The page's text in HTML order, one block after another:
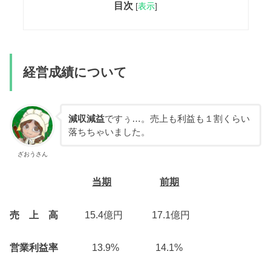
目次 [表示]
経営成績について
ざおうさん
減収減益ですぅ…。売上も利益も１割くらい
落ちちゃいました。
当期 前期
売 上 高 15.4億円 17.1億円
営業利益率 13.9% 14.1%